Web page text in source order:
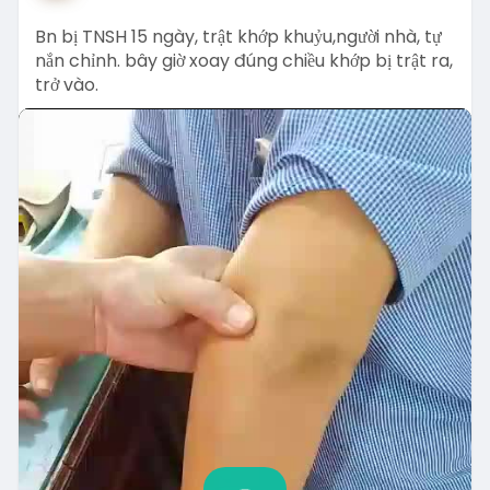
n
u
l
s
c
r
e
e
n
Bn bị TNSH 15 ngày, trật khớp khuỷu,người nhà, tự
nắn chỉnh. bây giờ xoay đúng chiều khớp bị trật ra,
trở vào.